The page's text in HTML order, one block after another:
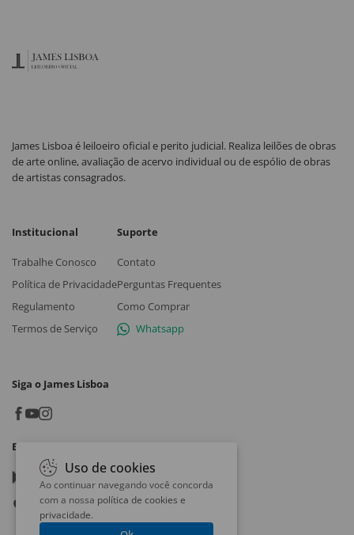
James Lisboa é leiloeiro oficial e perito judicial. Realiza leilões de obras
de arte online, avaliação de acervo individual ou de espólio de obras
de artistas consagrados.
Institucional
Trabalhe Conosco
Política de Privacidade
Regulamento
Termos de Serviço
Suporte
Contato
Perguntas Frequentes
Como Comprar
Whatsapp
Siga o James Lisboa
Baixe o App
Google play
App store
Uso de cookies
Ao continuar navegando você concorda
com a nossa política de cookies e
privacidade.